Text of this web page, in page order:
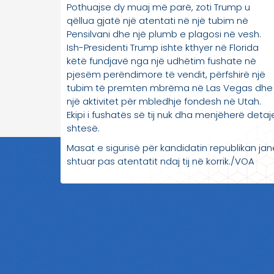
Pothuajse dy muaj më parë, zoti Trump u
qëllua gjatë një atentati në një tubim në
Pensilvani dhe një plumb e plagosi në vesh.
Ish-Presidenti Trump ishte kthyer në Florida
këtë fundjavë nga një udhëtim fushate në
pjesëm perëndimore të vendit, përfshirë një
tubim të premten mbrëma në Las Vegas dhe
një aktivitet për mbledhje fondesh në Utah.
Ekipi i fushatës së tij nuk dha menjëherë
shtesë.
Masat e sigurisë për kandidatin republikan
shtuar pas atentatit ndaj tij në korrik./VOA